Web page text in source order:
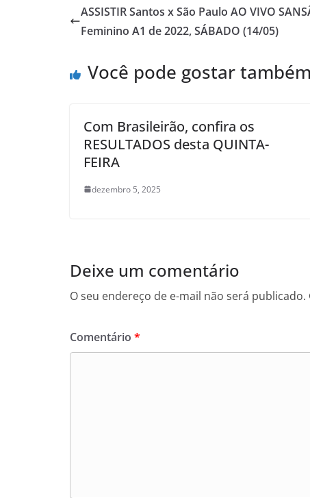
ASSISTIR Santos x São Paulo AO VIVO
Feminino A1 de 2022, SÁBADO (14/05)
Você pode gostar também
Com Brasileirão, confira os
RESULTADOS desta QUINTA-
FEIRA
dezembro 5, 2025
Deixe um comentário
O seu endereço de e-mail não será publicado.
Comentário *